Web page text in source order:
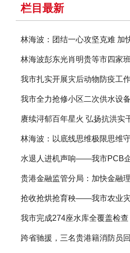
栏目最新
我市扎实开展灾后动物防疫工
跨省驰援，三名贵港籍消防员